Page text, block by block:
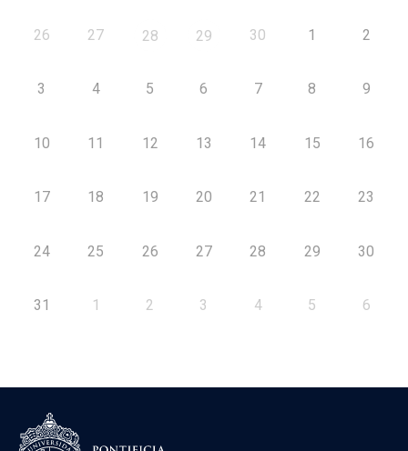
26 27 28 29 30 1 2
3 4 5 6 7 8 9
10 11 12 13 14 15 16
17 18 19 20 21 22 23
24 25 26 27 28 29 30
31 1 2 3 4 5 6